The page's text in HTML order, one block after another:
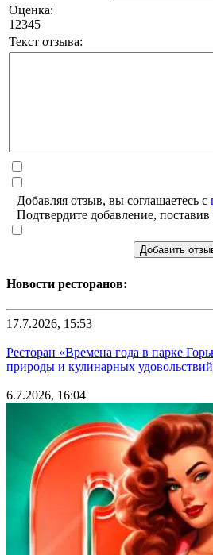
Оценка:
1 2345
Текст отзыва:
Добавляя отзыв, вы соглашаетесь с
Подтвердите добавление, поставив
Добавить
Новости ресторанов:
17.7.2026, 15:53
Ресторан «Времена года в парке
природы и кулинарных удовольствий
6.7.2026, 16:04